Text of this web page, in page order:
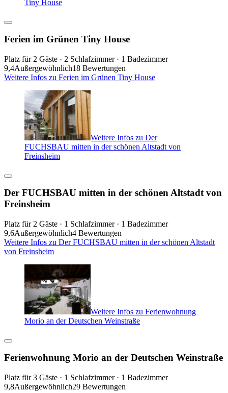
Tiny House
Ferien im Grünen Tiny House
Platz für 2 Gäste · 2 Schlafzimmer · 1 Badezimmer
9,4Außergewöhnlich18 Bewertungen
Weitere Infos zu Ferien im Grünen Tiny House
Weitere Infos zu Der
FUCHSBAU mitten in der schönen Altstadt von
Freinsheim
Der FUCHSBAU mitten in der schönen Altstadt von
Freinsheim
Platz für 2 Gäste · 1 Schlafzimmer · 1 Badezimmer
9,6Außergewöhnlich4 Bewertungen
Weitere Infos zu Der FUCHSBAU mitten in der schönen Altstadt
von Freinsheim
Weitere Infos zu Ferienwohnung
Morio an der Deutschen Weinstraße
Ferienwohnung Morio an der Deutschen Weinstraße
Platz für 3 Gäste · 1 Schlafzimmer · 1 Badezimmer
9,8Außergewöhnlich29 Bewertungen